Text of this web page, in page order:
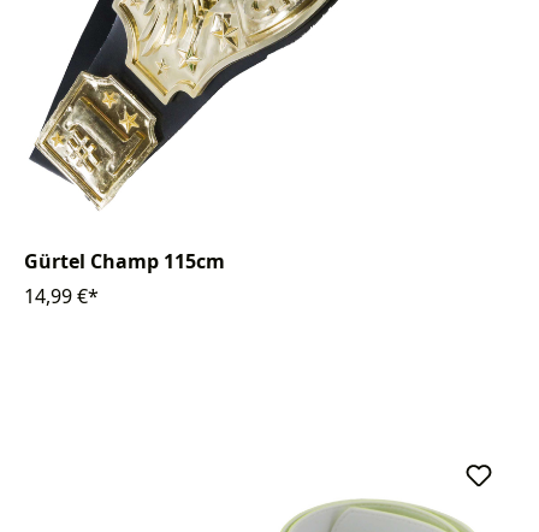
Gürtel Champ 115cm
14,99 €*